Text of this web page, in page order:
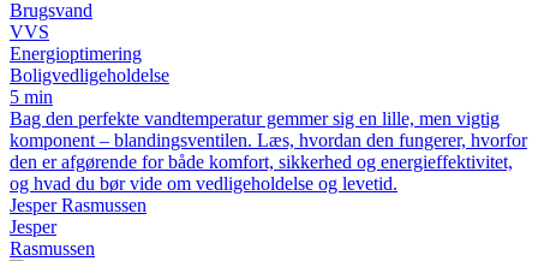
Brugsvand
VVS
Energioptimering
Boligvedligeholdelse
5 min
Bag den perfekte vandtemperatur gemmer sig en lille, men vigtig
komponent – blandingsventilen. Læs, hvordan den fungerer, hvorfor
den er afgørende for både komfort, sikkerhed og energieffektivitet,
og hvad du bør vide om vedligeholdelse og levetid.
Jesper Rasmussen
Jesper
Rasmussen